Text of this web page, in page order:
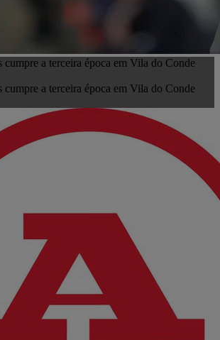
cumpre a terceira época em Vila do Conde
cumpre a terceira época em Vila do Conde